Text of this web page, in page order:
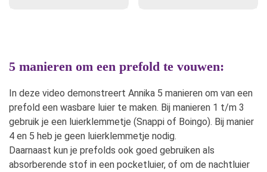
de
de
5 manieren om een prefold te vouwen:
In deze video demonstreert Annika 5 manieren om van een
prefold een wasbare luier te maken. Bij manieren 1 t/m 3
gebruik je een luierklemmetje (Snappi of Boingo). Bij manier
4 en 5 heb je geen luierklemmetje nodig.
Daarnaast kun je prefolds ook goed gebruiken als
absorberende stof in een pocketluier, of om de nachtluier